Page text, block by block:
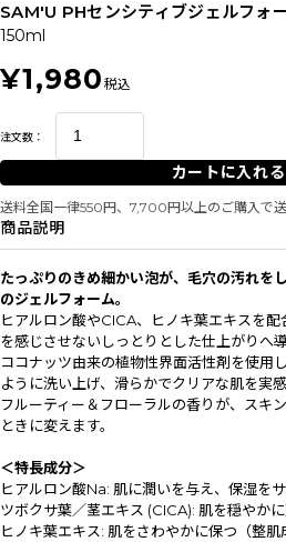
SAM'U PHセンシティブジェルフォ
150ml
¥1,980 税込
注文数：
カートに入れる
送料全国一律550円、7,700円以上のご購入で
商品説明
たっぷりのきめ細かい泡が、毛穴の汚れを
のジェルフォーム。
ヒアルロン酸やCICA、ヒノキ葉エキスを
を感じさせないしっとりとした仕上がりへ導
ココナッツ由来の植物性界面活性剤を使用
ように洗い上げ、滑らかでクリアな肌を実感
フルーティー＆フローラルの香りが、スキ
ときに変えます。
＜特長成分＞
ヒアルロン酸Na: 肌に潤いを与え、保湿を
ツボクサ葉／茎エキス (CICA): 肌を穏やかに
ヒノキ葉エキス: 肌をさわやかに保つ（整肌